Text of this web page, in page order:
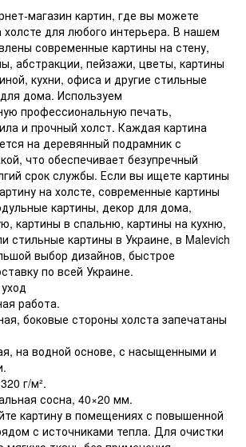
магазин картин, где вы можете
холсте для любого интерьера. В нашем
современные картины на стену,
абстракции, пейзажи, цветы, картины
кухни, офиса и другие стильные
дома. Используем
профессиональную печать,
и прочный холст. Каждая картина
на деревянный подрамник с
что обеспечивает безупречный
срок службы. Если вы ищете картины
на холсте, современные картины
картины, декор для дома,
картины в спальню, картины на кухню,
стильные картины в Украине, в Malevich
выбор дизайнов, быстрое
по всей Украине.
работа.
боковые стороны холста запечатаны
на водной основе, с насыщенными и
г/м².
сосна, 40×20 мм.
картину в помещениях с повышенной
с источниками тепла. Для очистки